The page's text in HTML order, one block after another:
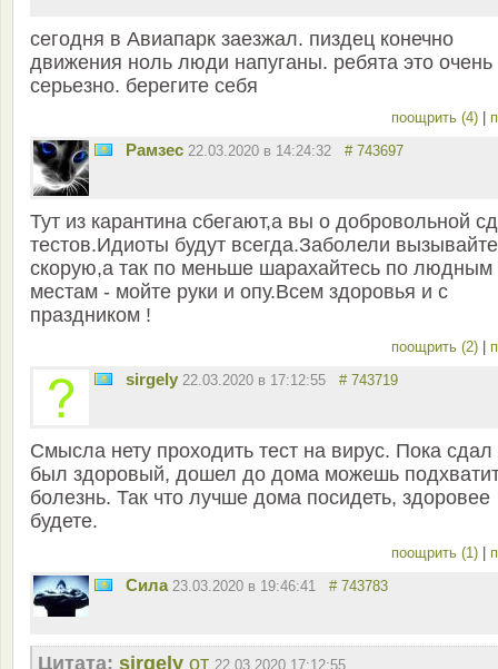
сегодня в Авиапарк заезжал. пиздец конечно
движения ноль люди напуганы. ребята это очень
серьезно. берегите себя
поощрить (4)
Рамзес 22.03.2020 в 14:24:32 # 743697
Тут из карантина сбегают,а вы о добровольной
тестов.Идиоты будут всегда.Заболели вызывайте
скорую,а так по меньше шарахайтесь по людным
местам - мойте руки и опу.Всем здоровья и с
праздником !
поощрить (2)
sirgely 22.03.2020 в 17:12:55 # 743719
Смысла нету проходить тест на вирус. Пока сдал
был здоровый, дошел до дома можешь
болезнь. Так что лучше дома посидеть, здоровее
будете.
поощрить (1)
Сила 23.03.2020 в 19:46:41 # 743783
Цитата: sirgely от 22.03.2020 17:12:55